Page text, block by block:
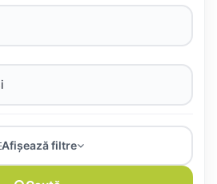
Afișează filtre